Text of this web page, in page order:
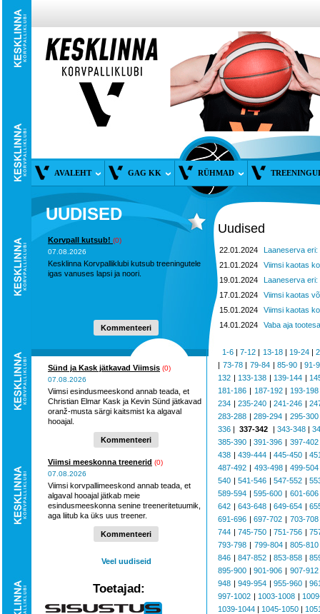
AVALEHT GAG KK RÜHMAD
UUDISED
Korvpall kutsub! (0)
07.08.2026
Kesklinna Korvpalliklubi kutsub treeningutele
igas vanuses lapsi ja noori.
Kommenteeri
Sünd ja Kask jätkavad Viimsis (0)
07.08.2026
Viimsi esindusmeeskond annab teada, et
Christian Elmar Kask ja Kevin Sünd jätkavad
oranž-musta särgi kaitsmist ka algaval
hooajal.
Kommenteeri
Viimsi meeskonna treenerid (0)
07.08.2026
Viimsi korvpallimeeskond annab teada, et
algaval hooajal jätkab meie
esindusmeeskonna senine treeneritetuumik,
aga liitub ka üks uus treener.
Kommenteeri
Veel uudiseid
Toetajad:
Uudised
22.01.2024
Laaneserva eri:
21.01.2024
Viimsi kaotas
19.01.2024
Laaneserva eri:
17.01.2024
Viimsi kaotas
15.01.2024
Viimsi kaotas
14.01.2024
Vaba aja
1-6 |7-12 | 13-18| 19-24|
| 73-78| 79-84|85-90 |91-
132 | 133-138 | 139-144 |
181-186 | 187-192| 193-198
234 |235-240 |241-246 |
283-288 |289-294 | 295-300
336 | 337-342 | 343-348|
385-390 |391-396 | 397-402
438 |439-444 |445-450 |
487-492 | 493-498| 499-504
540 |541-546 |547-552 |
589-594 |595-600 | 601-606
642 |643-648 |649-654 |
691-696 |697-702 | 703-708
744 |745-750 |751-756 |
793-798 | 799-804| 805-810
846 |847-852 |853-858 |
895-900 |901-906 | 907-912
948 |949-954 |955-960 |
997-1002 | 1003-1008 |
1039-1044 | 1045-1050 |